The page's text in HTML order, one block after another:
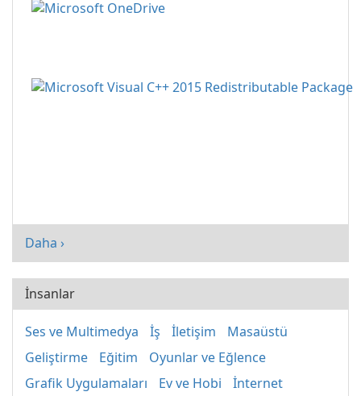
Daha ›
İnsanlar
Ses ve Multimedya İş İletişim
Masaüstü
Geliştirme
Eğitim
Oyunlar ve Eğlence
Grafik Uygulamaları
Ev ve Hobi
İnternet